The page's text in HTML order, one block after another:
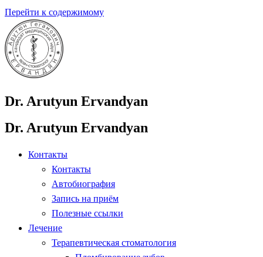
Перейти к содержимому
Dr. Arutyun Ervandyan
Dr. Arutyun Ervandyan
Контакты
Контакты
Автобиография
Запись на приём
Полезные ссылки
Лечение
Терапевтическая стоматология